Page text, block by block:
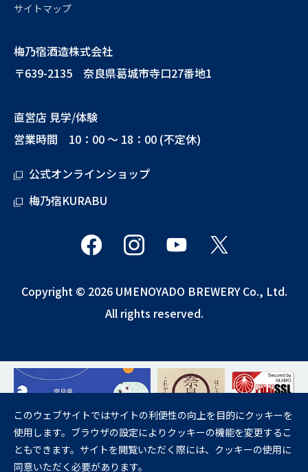
サイトマップ
梅乃宿酒造株式会社
〒639-2135 奈良県葛城市寺口27番地1
直営店 見学/体験
営業時間 10：00 ～ 18：00 (不定休)
公式オンラインショップ
梅乃宿KURABU
Copyright © 2026 UMENOYADO BREWERY Co., Ltd.
All rights reserved.
飲酒は20歳になってから。
妊娠中や授乳期の飲酒は、胎児・乳児の発育に悪影響を与えるおそれが
あります。
このウェブサイトではサイトの利便性の向上を目的にクッキーを
使用します。ブラウザの設定によりクッキーの機能を変更するこ
ともできます。サイトを閲覧いただく際には、クッキーの使用に
同意いただく必要があります。